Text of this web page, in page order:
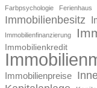
Farbpsychologie
Ferienhaus
Immobilienbesitz
Immobilienfinanzierung
Immobilienkredit
Immobilienpreise